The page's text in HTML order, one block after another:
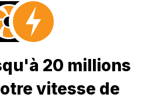
20 millions
vitesse de